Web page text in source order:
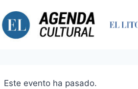
al
contenido
Este evento ha pasado.